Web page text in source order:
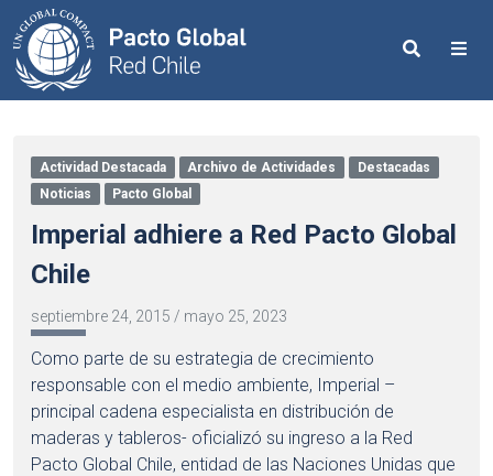
Search
Actividad Destacada Archivo de Actividades
Destacadas
Noticias
Pacto Global
Imperial adhiere a Red Pacto Global
Chile
septiembre 24, 2015 / mayo 25, 2023
Como parte de su estrategia de crecimiento
responsable con el medio ambiente, Imperial –
principal cadena especialista en distribución de
maderas y tableros- oficializó su ingreso a la Red
Pacto Global Chile, entidad de las Naciones Unidas que